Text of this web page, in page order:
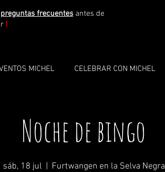
preguntas frecuentesantes de
!
MICHEL CELEBRAR CON MICHEL
Noche de bingo
sáb, 18 jul Furtwangen en la Selva Negra